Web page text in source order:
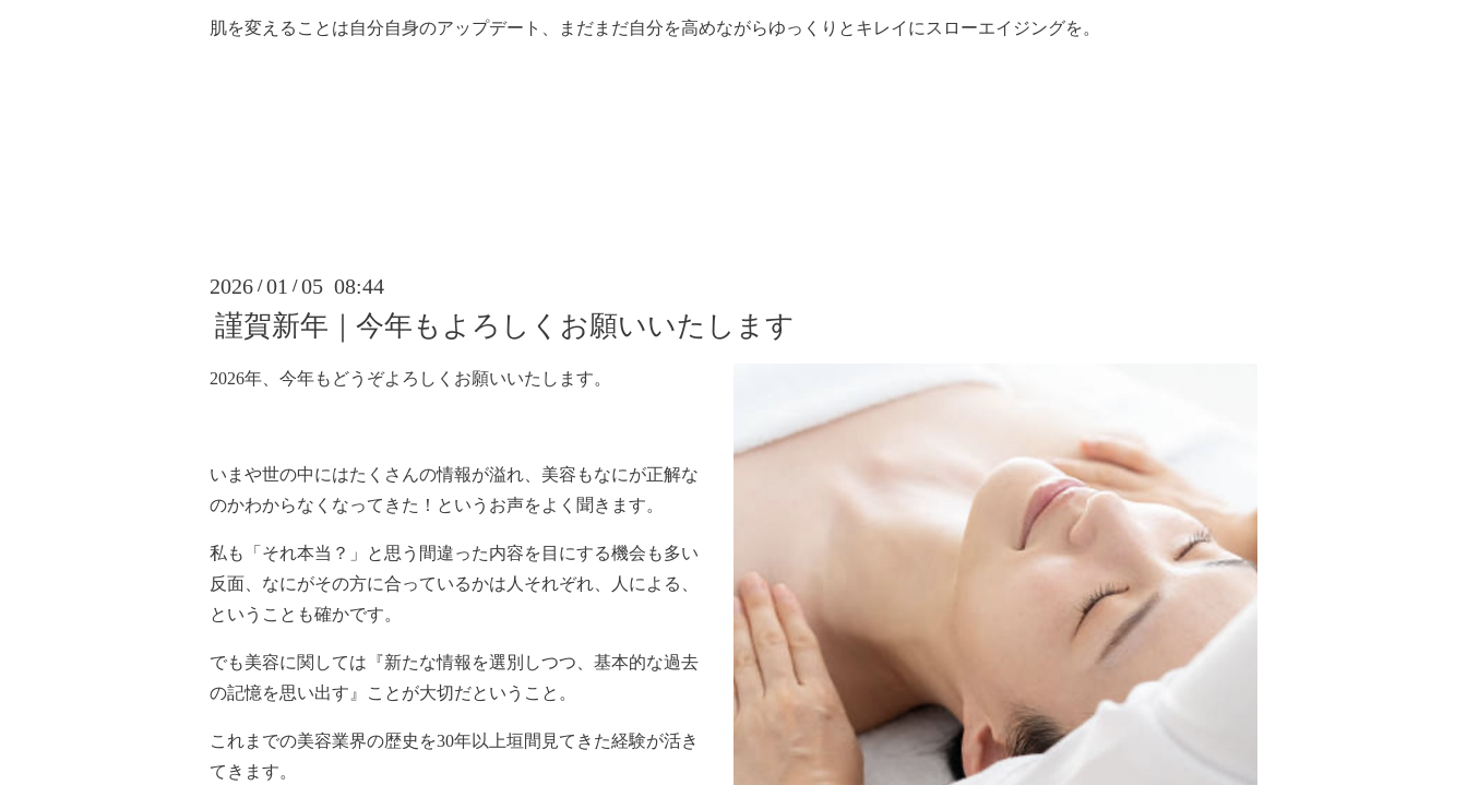
肌を変えることは自分自身のアップデート、まだまだ自分を高めながらゆっくりとキレイにスローエイジングを。
2026 /01 /05 08:44
謹賀新年｜今年もよろしくお願いいたします
2026年、今年もどうぞよろしくお願いいたします。
いまや世の中にはたくさんの情報が溢れ、美容もなにが正解な
のかわからなくなってきた！というお声をよく聞きます。
私も「それ本当？」と思う間違った内容を目にする機会も多い
反面、なにがその方に合っているかは人それぞれ、人による、
ということも確かです。
でも美容に関しては『新たな情報を選別しつつ、基本的な過去
の記憶を思い出す』ことが大切だということ。
これまでの美容業界の歴史を30年以上垣間見てきた経験が活き
てきます。